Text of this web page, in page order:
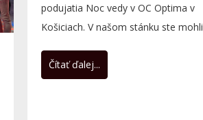
podujatia Noc vedy v OC Optima v
Košiciach. V našom stánku ste mohli
Čítať ďalej...